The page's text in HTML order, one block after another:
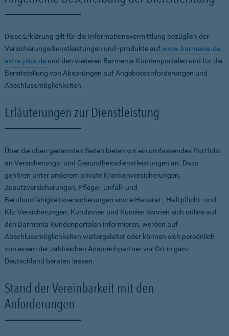
Diese Erklärung gilt für die Informationsvermittlung bezüglich der
Versicherungsdienstleistungen und -produkte aufwww.barmenia.de,
extra-plus.de und den weiteren Barmenia-Kundenportalen und für die
Bereitstellung von Absprüngen auf Angebotsanforderungen und
Abschlussmöglichkeiten.
Erläuterungen zur Dienstleistung
Über die oben genannten Seiten bieten wir ein umfassendes Portfolio
an Versicherungs- und Gesundheitsdienstleistungen an. Dazu
gehören unter anderem private Krankenversicherungen,
Zusatzversicherungen, Pflege-, Unfall- und
Berufsunfähigkeitsversicherungen sowie Hausrat-, Haftpflicht- und
Kfz-Versicherungen. Kundinnen und Kunden können sich online auf
den Barmenia Kundenportalen informieren, werden auf
Abschlussmöglichkeiten weitergeleitet oder können sich persönlich
von einem der zahlreichen Ansprechpartner vor Ort in ganz
Deutschland beraten lassen.
Stand der Vereinbarkeit mit den
Anforderungen